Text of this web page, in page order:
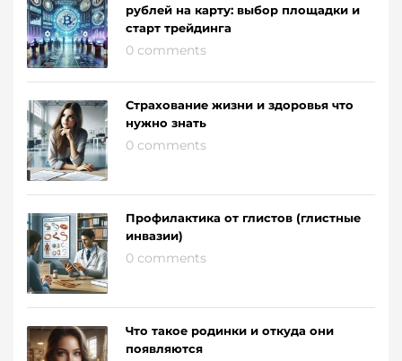
рублей на карту: выбор площадки и
старт трейдинга
0 comments
Страхование жизни и здоровья что
нужно знать
0 comments
Профилактика от глистов (глистные
инвазии)
0 comments
Что такое родинки и откуда они
появляются